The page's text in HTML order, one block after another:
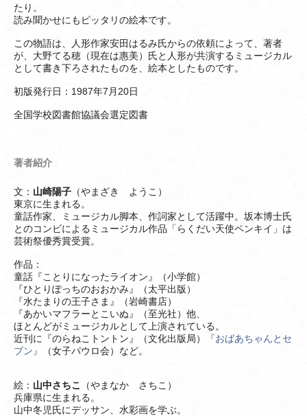
たり。
読み聞かせにもピッタリの絵本です。
この物語は、人形作家安田はるみ氏からの依頼によって、著者
が、大野てる穂（現在は惠美）氏と人形が共演するミュージカル
として書き下ろされたものを、絵本としたものです。
初版発行日：1987年7月20日
全国学校図書館協議会選定図書
著者紹介
文： 山崎陽子 （やまざき ようこ）
東京に生まれる。
童話作家、ミュージカル脚本、作詞家として活躍中。坂本博士氏
とのコンビによるミュージカル作品「らくだい天使ペンキイ」は
芸術祭優秀賞受賞。
作品：
童話『ことりになったライオン』（小学館）
『ひとりぽっちのおおかみ』（太平出版）
『水たまりの王子さま』（岩崎書店）
『あかいマフラーとこいぬ』（至光社）他、
ほとんどがミュージカルとして上演されている。
近刊に『のらねこトントン』（文化出版局）
『おばあちゃんとセ
ブン』
（女子パウロ会）など。
絵： 山中さちこ
（やまなか さちこ）
兵庫県に生まれる。
山中冬児氏にデッサン、水彩画を学ぶ。